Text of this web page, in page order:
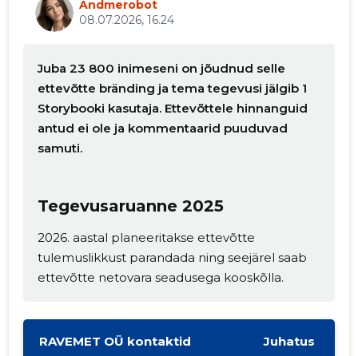
Andmerobot
08.07.2026, 16.24
Juba 23 800 inimeseni on jõudnud selle
ettevõtte bränding ja tema tegevusi jälgib 1
Storybooki kasutaja. Ettevõttele hinnanguid
antud ei ole ja kommentaarid puuduvad
samuti.
Tegevusaruanne 2025
2026. aastal planeeritakse ettevõtte
tulemuslikkust parandada ning seejärel saab
ettevõtte netovara seadusega kooskõlla.
RAVEMET OÜ kontaktid Juhatus